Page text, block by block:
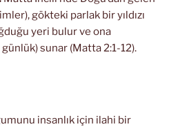
gökteki parlak bir yıldızı
yeri bulur ve ona
sunar (Matta 2:1-12).
insanlık için ilahi bir